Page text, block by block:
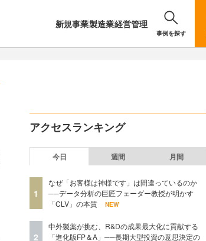
新規事業製造業経営管理
事例を探す
アクセスランキング
今日 週間 月間
1
なぜ「お客様は神様です」は間違っているのか
──データ分析の巨匠フェーダー教授が明かす
「CLV」の本質
NEW
2
中外製薬が挑む、R&Dの成果最大化に貢献する
「進化版FP＆A」──長期大型投資の意思決定の